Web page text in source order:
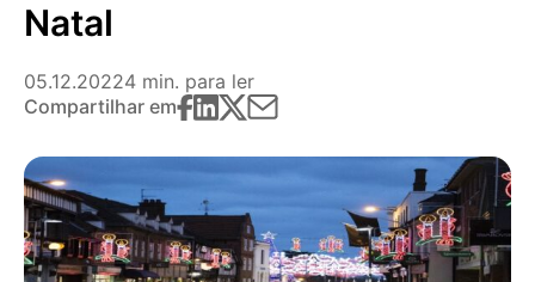
Natal
05.12.20224 min. para ler
Compartilhar em